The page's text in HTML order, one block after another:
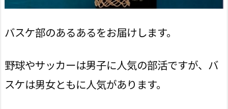
バスケ部のあるあるをお届けします。
野球やサッカーは男子に人気の部活ですが、バ
スケは男女ともに人気があります。